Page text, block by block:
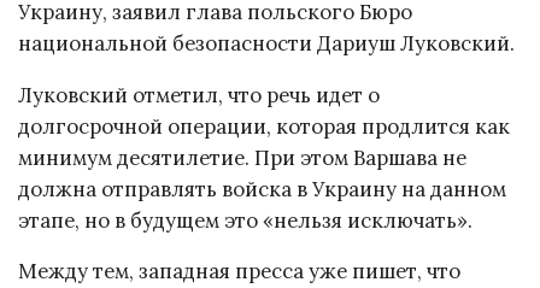
Украину, заявил глава польского Бюро
национальной безопасности Дариуш Луковский.
Луковский отметил, что речь идет о
долгосрочной операции, которая продлится как
минимум десятилетие. При этом Варшава не
должна отправлять войска в Украину на данном
этапе, но в будущем это «нельзя исключать».
Между тем, западная пресса уже пишет, что